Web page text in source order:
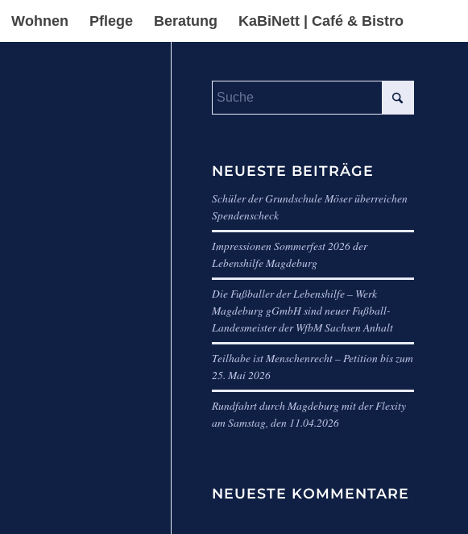
Wohnen Pflege Beratung KaBiNett | Café & Bistro
NEUESTE BEITRÄGE
Schüler der Grundschule Möser überreichen
Spendenscheck
Impressionen Sommerfest 2026 der
Lebenshilfe Magdeburg
Die Fußballer der Lebenshilfe – Werk
Magdeburg gGmbH sind neuer Fußball-
Landesmeister der WfbM Sachsen Anhalt
Teilhabe ist Menschenrecht – Petition bis zum
25. Mai 2026
Rundfahrt durch Magdeburg mit der Flexity
am Samstag, den 11.04.2026
NEUESTE KOMMENTARE